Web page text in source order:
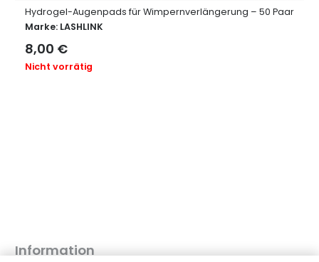
Hydrogel-Augenpads für Wimpernverlängerung – 50 Paar
Marke: LASHLINK
8,00 €
Nicht vorrätig
Information